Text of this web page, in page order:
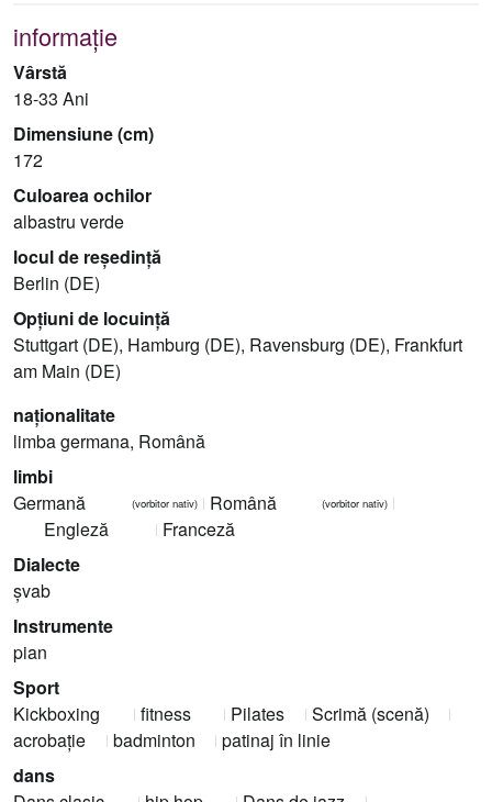
informație
Vârstă
18-33 Ani
Dimensiune (cm)
172
Culoarea ochilor
albastru verde
locul de reședință
Berlin (DE)
Opțiuni de locuință
Stuttgart (DE), Hamburg (DE), Ravensburg (DE), Frankfurt
am Main (DE)
naţionalitate
limba germana, Română
limbi
Germană
(vorbitor nativ) Română (vorbitor nativ)
Engleză
Franceză
Dialecte
şvab
Instrumente
pian
Sport
Kickboxing
fitness Pilates
Scrimă (scenă)
acrobaţie
badminton
patinaj în linie
dans